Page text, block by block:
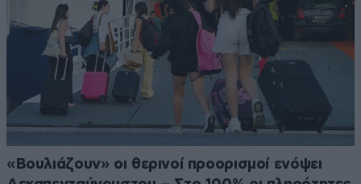
«Βουλιάζουν» οι θερινοί προορισμοί ενόψει